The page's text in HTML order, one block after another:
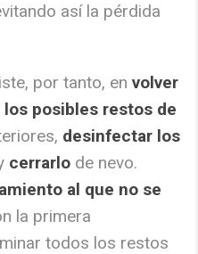
así la pérdida
por tanto, en volver
los posibles restos de
desinfectar los
cerrarlo de nevo.
al que no se
la primera
todos los restos